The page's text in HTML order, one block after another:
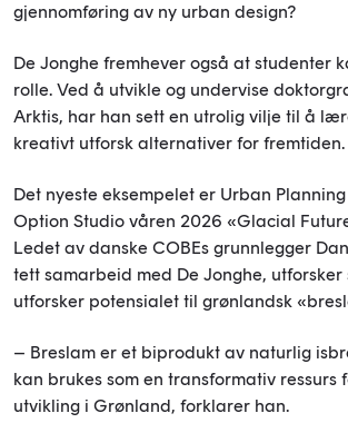
gjennomføring av ny urban design?
De Jonghe fremhever også at studenter
rolle. Ved å utvikle og undervise
Arktis, har han sett en utrolig vilje til å
kreativt utforsk alternativer for fremtiden.
Det nyeste eksempelet er Urban
Option Studio våren 2026 «Glacial
Ledet av danske COBEs grunnlegger
tett samarbeid med De Jonghe, utforsker
utforsker potensialet til grønlandsk
– Breslam er et biprodukt av naturlig
kan brukes som en transformativ
utvikling i Grønland, forklarer han.